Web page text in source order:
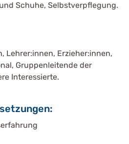
Schuhe, Selbstverpflegung.
Lehrer:innen, Erzieher:innen,
Gruppenleitende der
Interessierte.